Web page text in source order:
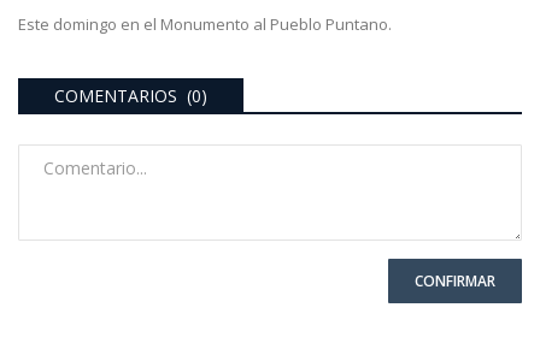
Este domingo en el Monumento al Pueblo Puntano.
COMENTARIOS (0)
CONFIRMAR